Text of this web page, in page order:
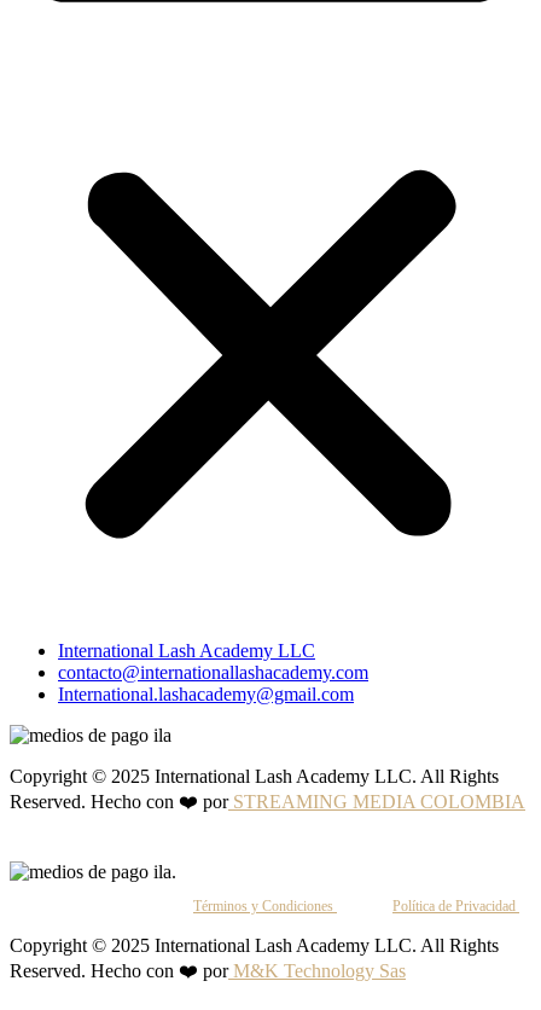
International Lash Academy LLC
contacto@internationallashacademy.com
International.lashacademy@gmail.com
Copyright © 2025 International Lash Academy LLC. All Rights
Reserved. Hecho con ❤️ porSTREAMING MEDIA COLOMBIA
Términos y Condiciones Política de Privacidad
Copyright © 2025 International Lash Academy LLC. All Rights
Reserved. Hecho con ❤️ porM&K Technology Sas